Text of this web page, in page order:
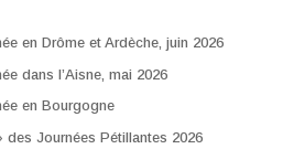
en Drôme et Ardèche, juin 2026
dans l’Aisne, mai 2026
en Bourgogne
des Journées Pétillantes 2026